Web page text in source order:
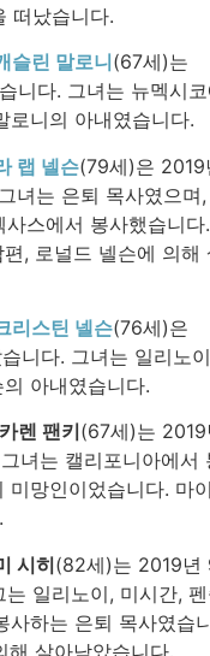
떠났습니다.
슬린 말로니(67세)는
니다. 그녀는 뉴멕시
니의 아내였습니다.
랩 넬슨(79세)은 2019
녀는 은퇴 목사였으며
스에서 봉사했습니다.
, 로널드 넬슨에 의해
리스틴 넬슨(76세)은
니다. 그녀는 일리노
아내였습니다.
카렌 팬키(67세)는 2019
녀는 캘리포니아에서
망인이었습니다. 마
시히(82세)는 2019년
일리노이, 미시간,
사하는 은퇴 목사였습
해 살아남았습니다.